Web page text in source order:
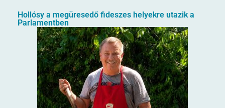
Hollósy a megüresedő fideszes helyekre utazik a
Parlamentben